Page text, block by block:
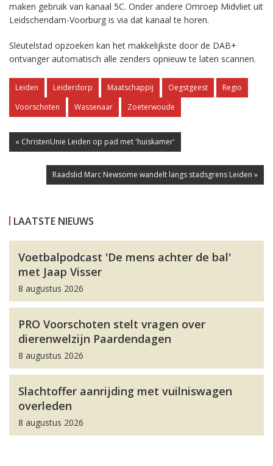
maken gebruik van kanaal 5C. Onder andere Omroep Midvliet uit
Leidschendam-Voorburg is via dat kanaal te horen.
Sleutelstad opzoeken kan het makkelijkste door de DAB+
ontvanger automatisch alle zenders opnieuw te laten scannen.
Leiden Leiderdorp Maatschappij Oegstgeest
Regio
Voorschoten
Wassenaar Zoeterwoude
« ChristenUnie Leiden op pad met 'huiskamer'
Raadslid Marc Newsome wandelt langs stadsgrens Leiden »
LAATSTE NIEUWS
Voetbalpodcast 'De mens achter de bal'
met Jaap Visser
8 augustus 2026
PRO Voorschoten stelt vragen over
dierenwelzijn Paardendagen
8 augustus 2026
Slachtoffer aanrijding met vuilniswagen
overleden
8 augustus 2026